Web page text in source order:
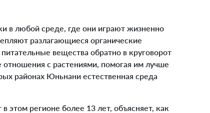
в любой среде, где они играют жизненно
разлагающиеся органические
вещества обратно в круговорот
с растениями, помогая им лучше
районах Юньнани естественная среда
регионе более 13 лет, объясняет, как